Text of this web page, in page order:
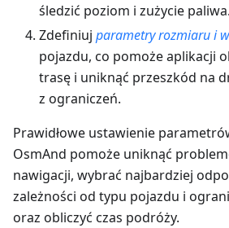
śledzić poziom i zużycie paliwa.
Zdefiniuj parametry rozmiaru i
pojazdu, co pomoże aplikacji
trasę i uniknąć przeszkód na
z ograniczeń.
Prawidłowe ustawienie
OsmAnd pomoże uniknąć
nawigacji, wybrać najbardziej
zależności od typu pojazdu i
oraz obliczyć czas podróży.